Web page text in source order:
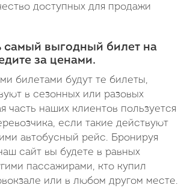
доступных для продажи
самый выгодный билет на
за ценами.
билетами будут те билеты,
в сезонных или разовых
часть наших клиентов пользуется
если такие действуют
автобусный рейс. Бронируя
сайт вы будете в равных
пассажирами, кто купил
или в любом другом месте.